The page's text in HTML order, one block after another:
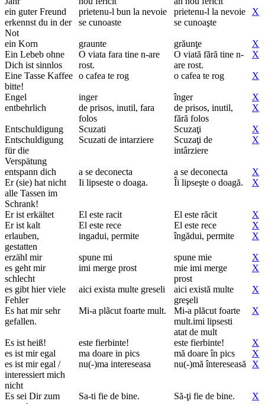
ein guter Freund
erkennst du in der
Not
prietenu-l bun la nevoie
se cunoaste
prietenu-l la nevoie
se cunoaşte
X
ein Korn graunte grăunţe
X
Ein Lebeb ohne
Dich ist sinnlos
O viata fara tine n-are
rost.
O viată fără tine n-
are rost.
X
Eine Tasse Kaffee
bitte!
o cafea te rog o cafea te rog X
Engel inger înger
X
entbehrlich
de prisos, inutil, fara
folos
de prisos, inutil,
fără folos
X
Entschuldigung Scuzati Scuzaţi
X
Entschuldigung
für die
Verspätung
Scuzati de intarziere
Scuzaţi de
intârziere
X
entspann dich a se deconecta a se deconecta
X
Er (sie) hat nicht
alle Tassen im
Schrank!
Ii lipseste o doaga. Îi lipseşte o doagă. X
Er ist erkältet El este racit El este răcit
X
Er ist kalt
El este rece El este rece
X
erlauben,
gestatten
ingadui, permite îngădui, permite X
erzähl mir spune mi spune mie
X
es geht mir
schlecht
imi merge prost
mie imi merge
prost
X
es gibt hier viele
Fehler
aici exista multe greseli
aici există multe
greşeli
X
Es hat mir sehr
gefallen.
Mi-a plãcut foarte mult.
Mi-a plăcut foarte
mult.imi lipsesti
atat de mult
X
Es ist heiß! este fierbinte! este fierbinte!
X
es ist mir egal
ma doare in pics mă doare în pics
X
es ist mir egal /
interessiert mich
nicht
nu(-)ma intereseasa nu(-)mă întereseasă X
Es sei Dir zum
Sa-ti fie de bine. Să-ţi fie de bine. X